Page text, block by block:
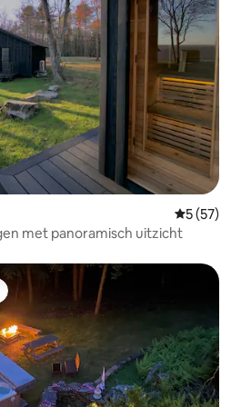
5 (57)
met panoramisch uitzicht